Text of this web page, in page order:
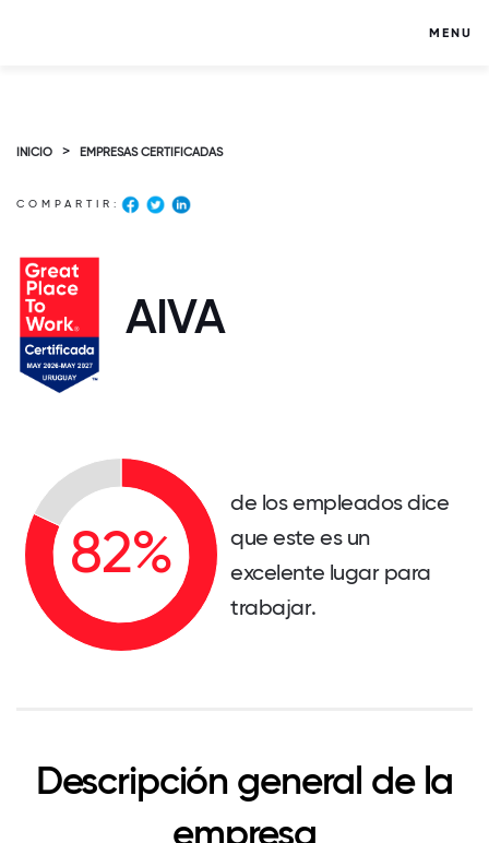
MENU
INICIO > EMPRESAS CERTIFICADAS
COMPARTIR:
AIVA
de los empleados dice
que este es un
excelente lugar para
trabajar.
Descripción general de la
empresa